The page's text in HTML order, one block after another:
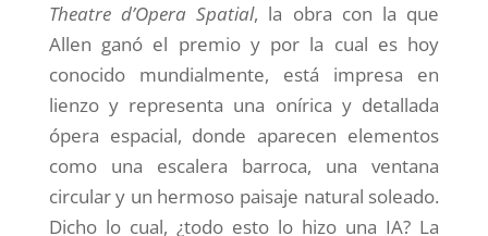
Theatre d’Opera Spatial, la obra con la que
Allen ganó el premio y por la cual es hoy
conocido mundialmente, está impresa en
lienzo y representa una onírica y detallada
ópera espacial, donde aparecen elementos
como una escalera barroca, una ventana
circular y un hermoso paisaje natural soleado.
Dicho lo cual, ¿todo esto lo hizo una IA? La